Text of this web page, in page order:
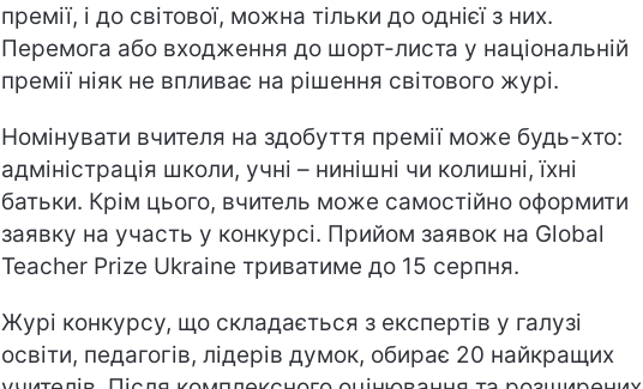
премії, і до світової, можна тільки до однієї з них.
Перемога або входження до шорт-листа у національній
премії ніяк не впливає на рішення світового журі.
Номінувати вчителя на здобуття премії може будь-хто:
адміністрація школи, учні – нинішні чи колишні, їхні
батьки. Крім цього, вчитель може самостійно оформити
заявку на участь y конкурсі. Прийом заявок на Global
Teacher Prize Ukraine триватиме до 15 серпня.
Журі конкурсу, що складається з експертів у галузі
освіти, педагогів, лідерів думок, обирає 20 найкращих